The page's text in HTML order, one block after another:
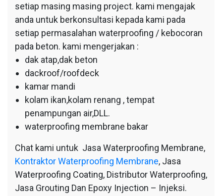
setiap masing masing project. kami mengajak
anda untuk berkonsultasi kepada kami pada
setiap permasalahan waterproofing / kebocoran
pada beton. kami mengerjakan :
dak atap,dak beton
dackroof/roofdeck
kamar mandi
kolam ikan,kolam renang , tempat
penampungan air,DLL.
waterproofing membrane bakar
Chat kami untuk Jasa Waterproofing Membrane,
Kontraktor Waterproofing Membrane, Jasa
Waterproofing Coating, Distributor Waterproofing,
Jasa Grouting Dan Epoxy Injection – Injeksi.